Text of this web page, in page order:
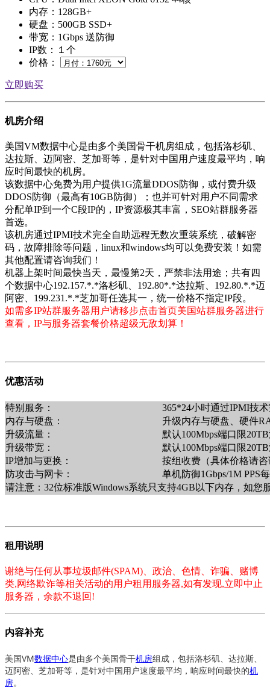
内存：128GB+
硬盘：500GB SSD+
带宽：1Gbps 送防御
IP数：１个
价格：
立即购买
机房介绍
美国VM数据中心是由多个美国骨干机房组成，包括洛杉矶、
达拉斯、迈阿密、芝加哥等，是针对中国用户速度最平均，响
应时间最快的机房。
该数据中心免费为用户提供1G流量DDOS防御，或付费升级
DDOS防御（最高有10GB防御）；也并可针对用户不同需求
分配单IP到一个C段IP的，IP资源极其丰富，SEO站群服务器
首选。
该机房通过IPMI技术完全自助远程无数次重装系统，破解密
码，故障排除等问题，linux和windows均可以免费安装！如需
其他配置请咨询我们！
机器上架时间最快当天，最慢第2天，严禁非法用途；共有四
个数据中心192.157.*.*洛杉矶、192.80*.*达拉斯、192.80.*.*迈
阿密、199.231.*.*芝加哥任选其一，统一价格不指定IP段。
如需多IP站群服务器用户请移步点击首页美国站群服务器进行
查看，IP与服务器套餐价格超级无敌划算！
优惠活动
特别服务：
365*24小时通过IPMI技
内存与硬盘：
升级内存与硬盘、硬件
升级流量：
默认100Mbps端口限
升级带宽：
默认100Mbps端口限
IP增加与更换：
按组收费（具体价格请咨
防攻击与网卡：
单机防御1Gbps/1M PPS
请注意：32位标准版Windows系统只支持4GB以下内存，如
租用说明
谢绝与任何从事垃圾邮件(SPAM)、政治、色情、诈骗、赌博
类,网络欺诈等相关活动的用户租用服务器,如有发现,立即中止
服务器，余款不退回!
内容补充
美国VM数据中心是由多个美国骨干机房组成，包括洛杉矶、达拉斯、
迈阿密、芝加哥等，是针对中国用户速度最平均，响应时间最快的机
房。